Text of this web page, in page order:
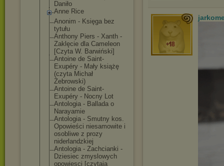
Daniło
Anne Rice
Anonim - Księga bez
tytułu
Anthony Piers - Xanth -
Zaklęcie dla Cameleon
[Czyta W. Barwiński]
Antoine de Saint-
Exupéry - Mały książę
(czyta Michał
Żebrowski)
Antoine de Saint-
Exupéry - Nocny Lot
Antologia - Ballada o
Narayamie
Antologia - Smutny kos.
Opowieści niesamowite i
osobliwe z prozy
niderlandzkiej
Antologia - Zachcianki -
Dziesiec zmyslowych
opowiesci [czytaja